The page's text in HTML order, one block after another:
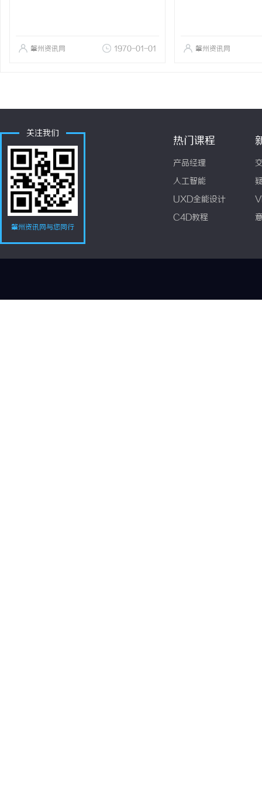
肇州资讯网 1970-01-01 肇州资讯网
关注我们
肇州资讯网与您同行
热门课程
产品经理
人工智能
UXD全能设计
C4D教程